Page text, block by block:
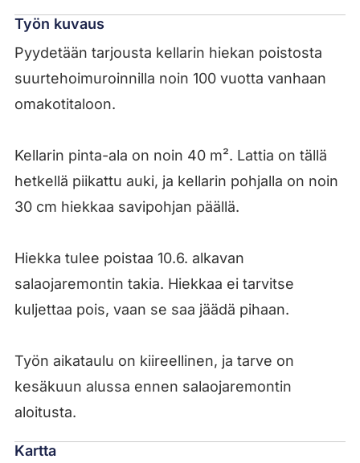
Työn kuvaus
Pyydetään tarjousta kellarin hiekan poistosta
suurtehoimuroinnilla noin 100 vuotta vanhaan
omakotitaloon.
Kellarin pinta-ala on noin 40 m². Lattia on tällä
hetkellä piikattu auki, ja kellarin pohjalla on noin
30 cm hiekkaa savipohjan päällä.
Hiekka tulee poistaa 10.6. alkavan
salaojaremontin takia. Hiekkaa ei tarvitse
kuljettaa pois, vaan se saa jäädä pihaan.
Työn aikataulu on kiireellinen, ja tarve on
kesäkuun alussa ennen salaojaremontin
aloitusta.
Kartta